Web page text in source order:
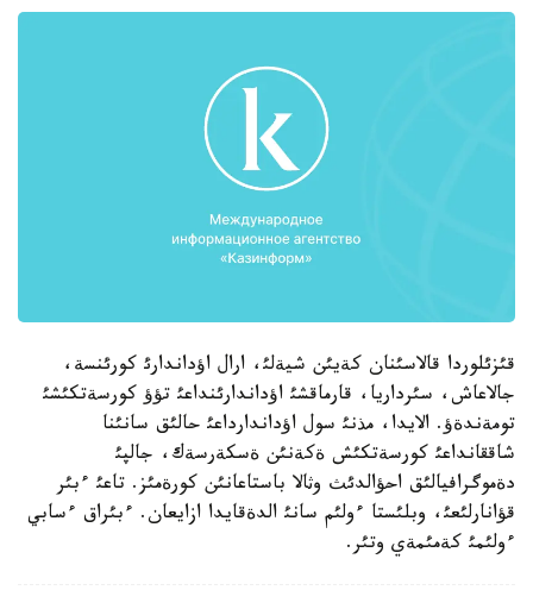
قئزئلوردا قالاسئنان كةيئن شيةلئ، ارال اؤداندارئ كورئنسة،
جالاعاش، سئرداريا، قارماقشئ اؤداندارئنداعئ تؤؤ كورسةتكئشئ
تومةندةؤ. الايدا، مذنئ سول اؤداندارداعئ حالئق سانئنا
شاققانداعئ كورسةتكئش ةكةنئن ةسكةرسةك، جالپئ
دةموگرافيالئق احؤالدئث وثالا باستاعانئن كورةمئز. تاعئ ءبئر
قؤانارلئعئ، وبلئستا ءولئم سانئ الدةقايدا ازايعان. ءبئراق ءسابي
ءولئمئ كةمئمةي وتئر.